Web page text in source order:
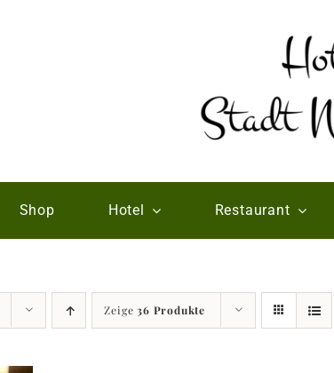
Shop Hotel Restaurant
Zeige36 Produkte